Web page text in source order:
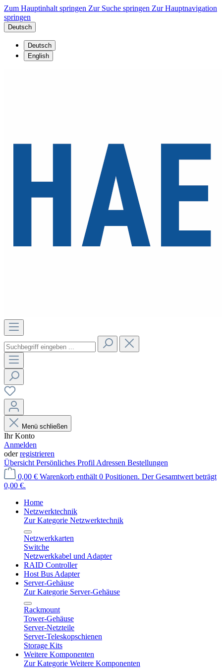
Zum Hauptinhalt springen Zur Suche springen Zur Hauptnavigation
springen
Deutsch
Deutsch
English
Menü schließen
Ihr Konto
Anmelden
oderregistrieren
Übersicht Persönliches Profil Adressen Bestellungen
0,00 € Warenkorb enthält 0 Positionen. Der Gesamtwert beträgt
0,00 €.
Home
Netzwerktechnik
Zur Kategorie Netzwerktechnik
Netzwerkkarten
Switche
Netzwerkkabel und Adapter
RAID Controller
Host Bus Adapter
Server-Gehäuse
Zur Kategorie Server-Gehäuse
Rackmount
Tower-Gehäuse
Server-Netzteile
Server-Teleskopschienen
Storage Kits
Weitere Komponenten
Zur Kategorie Weitere Komponenten